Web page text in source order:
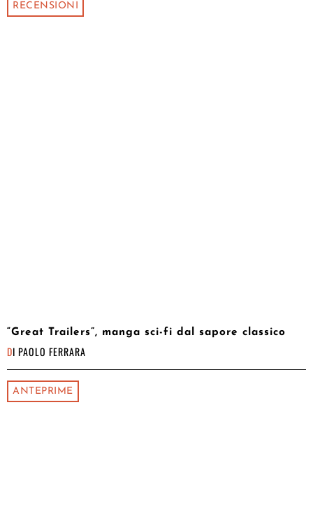
RECENSIONI
“Great Trailers”, manga sci-fi dal sapore classico
DI PAOLO FERRARA
ANTEPRIME